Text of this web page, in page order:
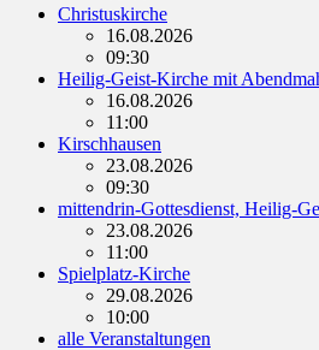
Christuskirche
16.08.2026
09:30
Heilig-Geist-Kirche mit
16.08.2026
11:00
Kirschhausen
23.08.2026
09:30
mittendrin-Gottesdienst, Heilig-
23.08.2026
11:00
Spielplatz-Kirche
29.08.2026
10:00
alle Veranstaltungen